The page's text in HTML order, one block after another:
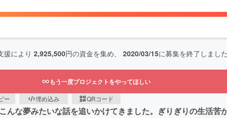
援により 2,925,500円の資金を集め、 2020/03/15に募集を終了しました
もう一度プロジェクトをやってほしい
ー 埋め込み QRコード
んな夢みたいな話を追いかけてきました。ぎりぎりの生活